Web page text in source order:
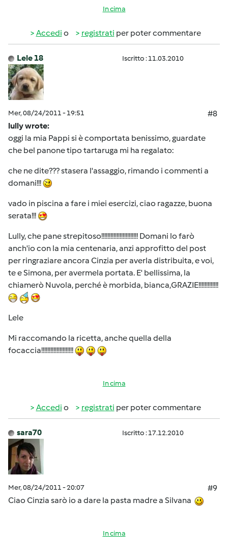
In cima
Accedi o registrati per poter commentare
Lele 18 Iscritto : 11.03.2010
Mer, 08/24/2011 - 19:51
#8
lully wrote:
oggi la mia Pappi si è comportata benissimo, guardate
che bel panone tipo tartaruga mi ha regalato:
che ne dite??? stasera l'assaggio, rimando i commenti a
domani!!!
vado in piscina a fare i miei esercizi, ciao ragazze, buona
serata!!!
Lully, che pane strepitoso!!!!!!!!!!!!!!!!!!!!!!!! Domani lo farò
anch'io con la mia centenaria, anzi approfitto del post
per ringraziare ancora Cinzia per averla distribuita, e voi,
te e Simona, per avermela portata. E' bellissima, la
chiamerò Nuvola, perché è morbida, bianca,GRAZIE!!!!!!!!!!!!!
Lele
Mi raccomando la ricetta, anche quella della
focaccia!!!!!!!!!!!!!!!!!!!!!
In cima
Accedi o registrati per poter commentare
sara70 Iscritto : 17.12.2010
Mer, 08/24/2011 - 20:07
#9
Ciao Cinzia sarò io a dare la pasta madre a Silvana
In cima